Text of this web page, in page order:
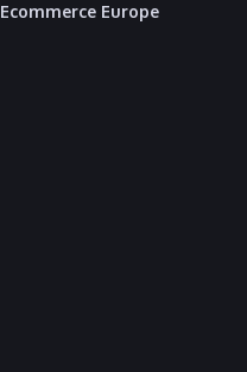
Ecommerce Europe